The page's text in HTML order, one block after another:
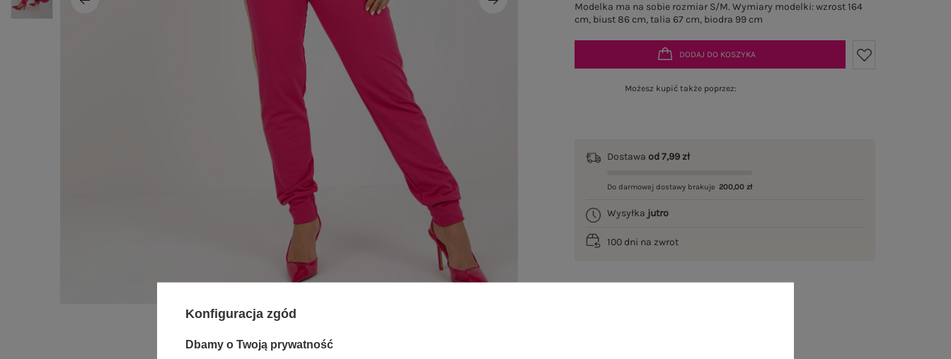
Modelka ma na sobie rozmiar S/M. Wymiary modelki: wzrost 164
cm, biust 86 cm, talia 67 cm, biodra 99 cm
DODAJ DO KOSZYKA
Możesz kupić także poprzez:
Dostawaod 7,99 zł
Do darmowej dostawy brakuje 200,00 zł
Wysyłka jutro
100 dni na zwrot
Konfiguracja zgód
Dbamy o Twoją prywatność